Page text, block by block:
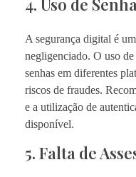
A segurança digital é
negligenciado. O uso
senhas em diferentes
riscos de fraudes.
e a utilização de
disponível.
5. Falta de